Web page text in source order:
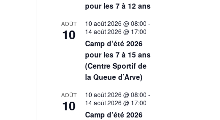
pour les 7 à 12 ans
AOÛT
10
10 août 2026 @ 08:00 -
14 août 2026 @ 17:00
Camp d’été 2026
pour les 7 à 15 ans
(Centre Sportif de
la Queue d’Arve)
AOÛT
10
10 août 2026 @ 08:00 -
14 août 2026 @ 17:00
Camp d’été 2026